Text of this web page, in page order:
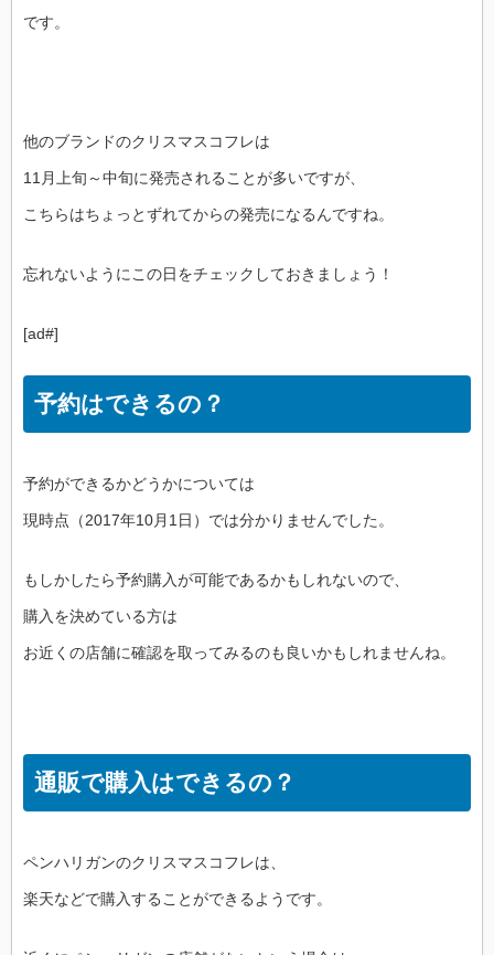
です。
他のブランドのクリスマスコフレは
11月上旬～中旬に発売されることが多いですが、
こちらはちょっとずれてからの発売になるんですね。
忘れないようにこの日をチェックしておきましょう！
[ad#]
予約はできるの？
予約ができるかどうかについては
現時点（2017年10月1日）では分かりませんでした。
もしかしたら予約購入が可能であるかもしれないので、
購入を決めている方は
お近くの店舗に確認を取ってみるのも良いかもしれませんね。
通販で購入はできるの？
ペンハリガンのクリスマスコフレは、
楽天などで購入することができるようです。